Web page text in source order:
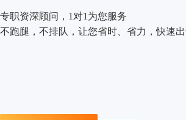
专职资深顾问，1对1为您服务
不跑腿，不排队，让您省时、省力，快速